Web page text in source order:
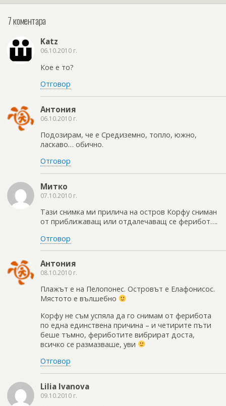
7 коментара
Katz
06.10.2010 г.
Кое е то?
Отговор
Антония
06.10.2010 г.
Подозирам, че е Средиземно, топло, южно,
ласкаво… обично.
Отговор
Митко
07.10.2010 г.
Тази снимка ми прилича на остров Корфу сниман
от приближаващ или отдалечаващ се ферибот….
Отговор
Антония
08.10.2010 г.
Плажът е на Пелопонес. Островът е Елафонисос.
Мястото е вълшебно
Корфу не съм успяла да го снимам от ферибота
по една единствена причина – и четирите пъти
беше тъмно, фериботите вибрират доста,
всичко се размазваше, уви
Отговор
Lilia Ivanova
09.10.2010 г.